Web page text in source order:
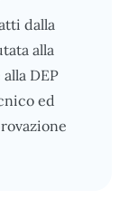
dalla
alla
DEP
ed